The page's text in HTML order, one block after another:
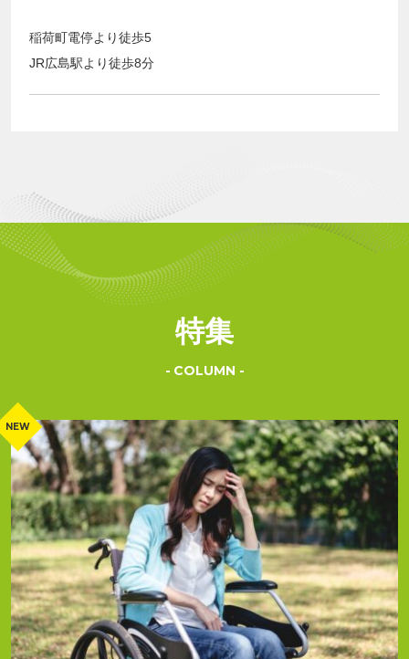
稲荷町電停より徒歩5
JR広島駅より徒歩8分
特集
COLUMN